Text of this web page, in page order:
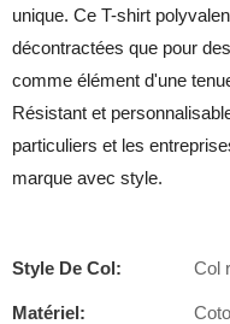
unique. Ce T-shirt
décontractées que pour
comme élément d'une
Résistant et
particuliers et les
marque avec style.
Style De Col: Col
Matériel: